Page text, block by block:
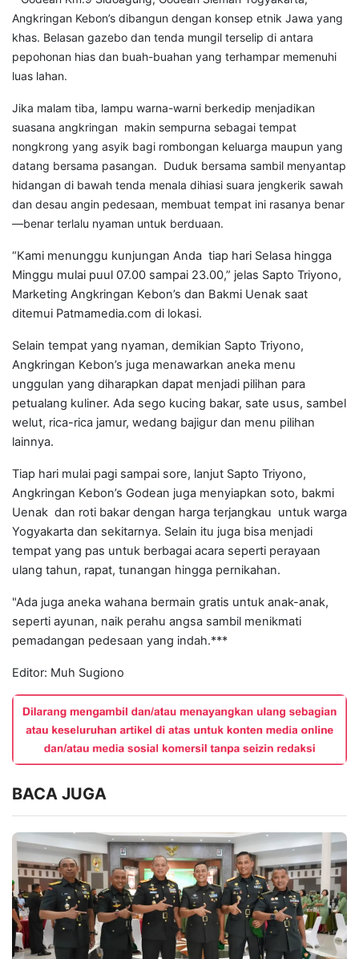
Angkringan Kebon’s dibangun dengan konsep etnik Jawa yang
khas. Belasan gazebo dan tenda mungil terselip di antara
pepohonan hias dan buah-buahan yang terhampar memenuhi
luas lahan.
Jika malam tiba, lampu warna-warni berkedip menjadikan
suasana angkringan makin sempurna sebagai tempat
nongkrong yang asyik bagi rombongan keluarga maupun yang
datang bersama pasangan. Duduk bersama sambil menyantap
hidangan di bawah tenda menala dihiasi suara jengkerik sawah
dan desau angin pedesaan, membuat tempat ini rasanya benar
—benar terlalu nyaman untuk berduaan.
“Kami menunggu kunjungan Anda tiap hari Selasa hingga
Minggu mulai puul 07.00 sampai 23.00,” jelas Sapto Triyono,
Marketing Angkringan Kebon’s dan Bakmi Uenak saat
ditemui Patmamedia.com di lokasi.
Selain tempat yang nyaman, demikian Sapto Triyono,
Angkringan Kebon’s juga menawarkan aneka menu
unggulan yang diharapkan dapat menjadi pilihan para
petualang kuliner. Ada sego kucing bakar, sate usus, sambel
welut, rica-rica jamur, wedang bajigur dan menu pilihan
lainnya.
Tiap hari mulai pagi sampai sore, lanjut Sapto Triyono,
Angkringan Kebon’s Godean juga menyiapkan soto, bakmi
Uenak dan roti bakar dengan harga terjangkau untuk warga
Yogyakarta dan sekitarnya. Selain itu juga bisa menjadi
tempat yang pas untuk berbagai acara seperti perayaan
ulang tahun, rapat, tunangan hingga pernikahan.
"Ada juga aneka wahana bermain gratis untuk anak-anak,
seperti ayunan, naik perahu angsa sambil menikmati
pemadangan pedesaan yang indah.***
Editor: Muh Sugiono
BACA JUGA